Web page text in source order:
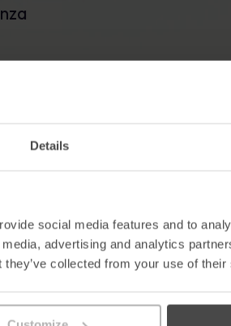
Details
social media features and to
advertising and analytics
collected from your use of
que la
La gente recuerda
nuestro aprendizaje